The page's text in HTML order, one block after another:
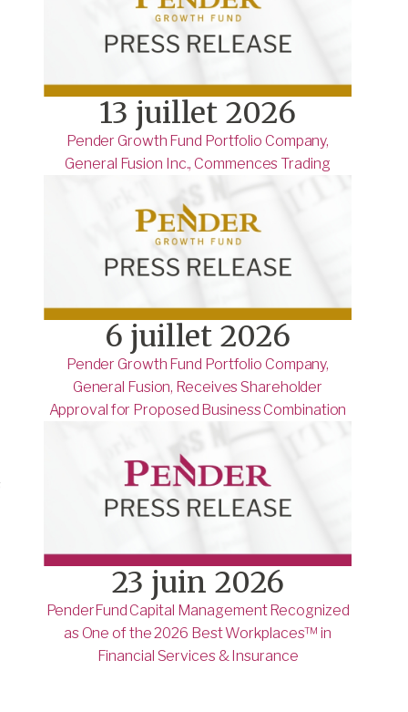
13 juillet 2026
Pender Growth Fund Portfolio Company,
General Fusion Inc., Commences Trading
6 juillet 2026
Pender Growth Fund Portfolio Company,
General Fusion, Receives Shareholder
Approval for Proposed Business Combination
23 juin 2026
PenderFund Capital Management Recognized
as One of the 2026 Best Workplaces™ in
Financial Services & Insurance